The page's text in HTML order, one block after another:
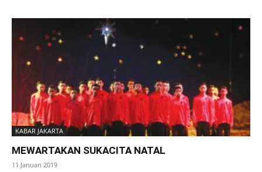
KABAR JAKARTA
MEWARTAKAN SUKACITA NATAL
11 Januari 2019